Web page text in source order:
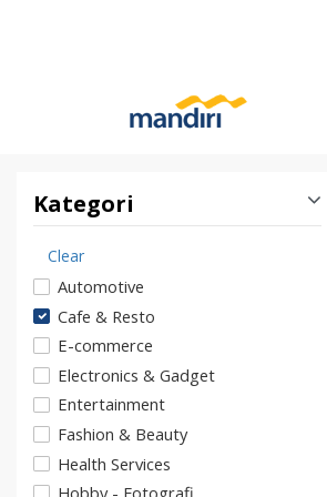
Kategori
Clear
Automotive
Cafe & Resto
E-commerce
Electronics & Gadget
Entertainment
Fashion & Beauty
Health Services